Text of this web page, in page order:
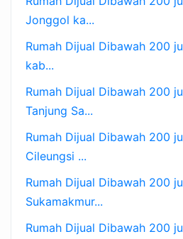
Jonggol ka...
Rumah Dijual Dibawah 200
kab...
Rumah Dijual Dibawah 200
Tanjung Sa...
Rumah Dijual Dibawah 200
Cileungsi ...
Rumah Dijual Dibawah 200
Sukamakmur...
Rumah Dijual Dibawah 200